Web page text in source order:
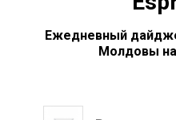
Ежедневный
Молдовы